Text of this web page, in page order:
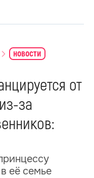
новости
от
за
её семье